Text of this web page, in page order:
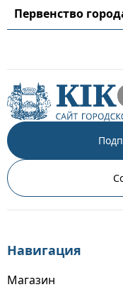
Первенство
Навигация
Магазин